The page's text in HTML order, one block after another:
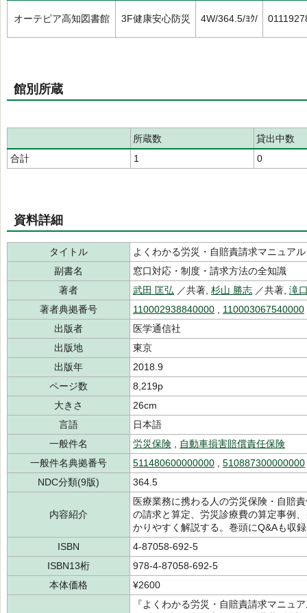
オーテピア高知図書館 3F健康安心防災 4W/364.5/ﾖｸ/
館別所蔵
所蔵数
貸出中数
合計
1 0
資料詳細
タイトル
よくわかる労災・自賠責請求マニュア
副書名
窓口対応・制度・請求方法の全知識
著者
武田 匡弘 ／共著, 杉山 勝志 ／共著, 滝
著者典拠番号
110002938840000 110003067540000
出版者
医学通信社
出版地
東京
出版年
2018.9
ページ数
8,219p
大きさ
26cm
言語
日本語
一般件名
労災保険
自動車損害賠償責任保険
一般件名典拠番号
511480600000000
510887300000000
NDC分類(9版)
364.5
内容紹介
医療業務に携わる人の労災保険・自賠
の請求と算定、労災診療費の算定事例
かりやすく解説する。巻頭にQ&Aも収
ISBN
4-87058-692-5
ISBN13桁
978-4-87058-692-5
本体価格
¥2600
『よくわかる労災・自賠責請求マニュ